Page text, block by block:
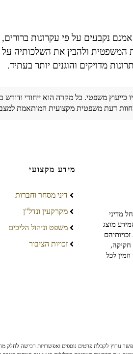
נקבעים על פי עקרונות
ולהבין את השלכותיה
מדויקים והוגנים יותר בעתיד.
כייעוץ משפטי. כל מקרה הוא ייחודי
חוות דעת משפטית מקצועית המותאמת
מדיני
מוצג
חקיקה,
לכל
מידע מקצועי
דיני מסחר וחברות
מקרקעין ונדל"ן
משפט וניהול הליכים
זכויות הציבור
לקבלת פרטים נוספים ואפשרויות רכישה לחלק